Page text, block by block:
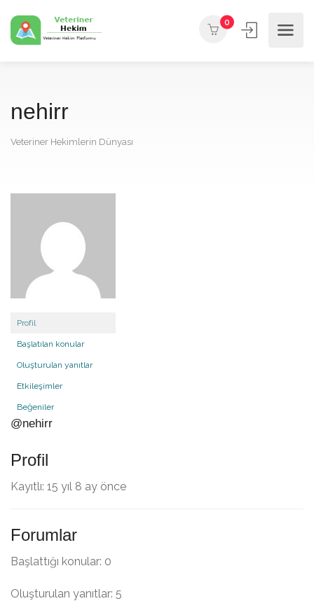
0
nehirr
Veteriner Hekimlerin Dünyası
Profil
Başlatılan konular
Oluşturulan yanıtlar
Etkileşimler
Beğeniler
@nehirr
Profil
Kayıtlı: 15 yıl 8 ay önce
Forumlar
Başlattığı konular: 0
Oluşturulan yanıtlar: 5